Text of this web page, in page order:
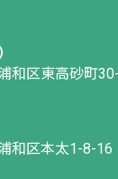
和区東高砂町
和区本太1-8-16